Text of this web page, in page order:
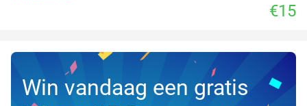
€15
Win vandaag een gratis